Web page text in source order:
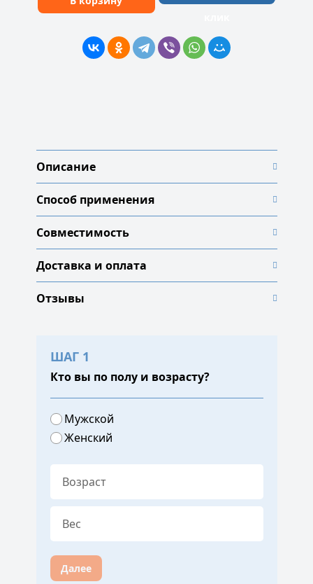
Описание
Способ применения
Совместимость
Доставка и оплата
Отзывы
ШАГ 1
Кто вы по полу и возрасту?
Мужской
Женский
Далее